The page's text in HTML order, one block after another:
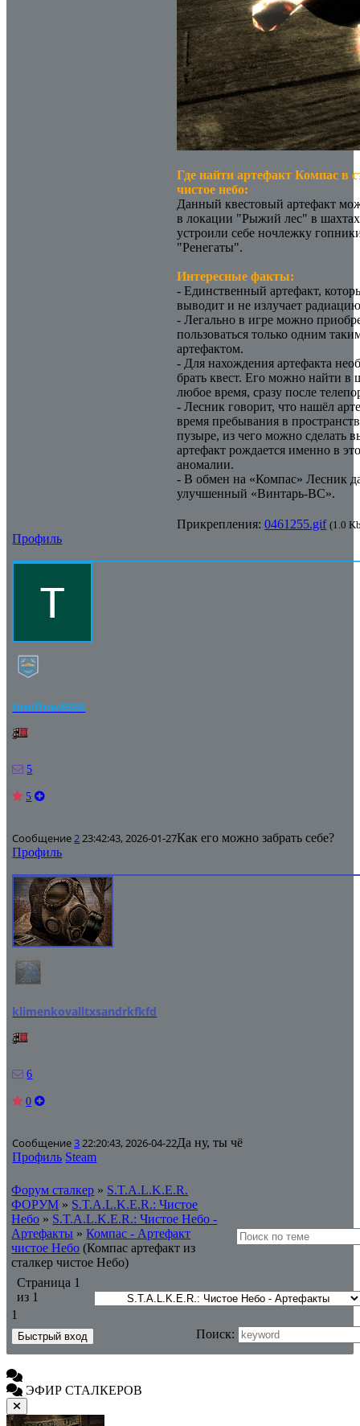
Где найти артефакт Компас в
чистое небо:
Данный квестовый артефакт
в локации "Рыжий лес" в шахтах
устроили себе ночлежку
"Ренегаты".
Интересные факты:
- Единственный артефакт,
выводит и не излучает
- Легально в игре можно
пользоваться только одним
артефактом.
- Для нахождения артефакта
брать квест. Его можно найти в
любое время, сразу после
- Лесник говорит, что нашёл
время пребывания в
пузыре, из чего можно сделать
артефакт рождается именно в
аномалии.
- В обмен на «Компас» Лесник
улучшенный «Винтарь-ВС».
Прикрепления:0461255.gif (1.0
Профиль
timiflow8566
5
5
Сообщение223:42:43, 2026-01-27Как его можно забрать себе?
Профиль
klimenkovalltxsandrkfkfd
6
0
Сообщение322:20:43, 2026-04-22Да ну, ты чё
Профиль Steam
Форум сталкер » S.T.A.L.K.E.R.
ФОРУМ » S.T.A.L.K.E.R.: Чистое
Небо » S.T.A.L.K.E.R.: Чистое Небо -
Артефакты » Компас - Артефакт
чистое Небо (Компас артефакт из
сталкер чистое Небо)
Страница 1
из 1
1
Поиск:
ЭФИР СТАЛКЕРОВ